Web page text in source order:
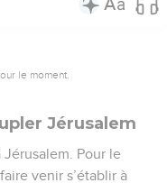
le moment.
Jérusalem
Jérusalem. Pour le
venir s’établir à